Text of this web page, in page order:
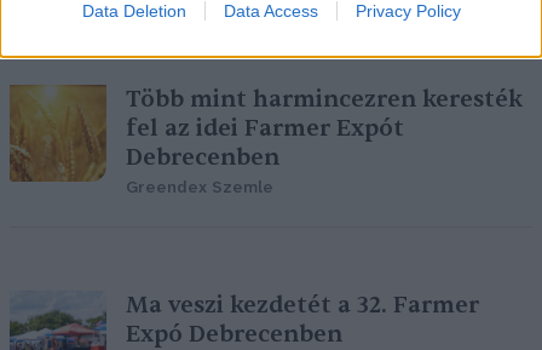
Data Deletion Data Access Privacy Policy
Több mint harmincezren keresték
fel az idei Farmer Expót
Debrecenben
Greendex Szemle
Ma veszi kezdetét a 32. Farmer
Expó Debrecenben